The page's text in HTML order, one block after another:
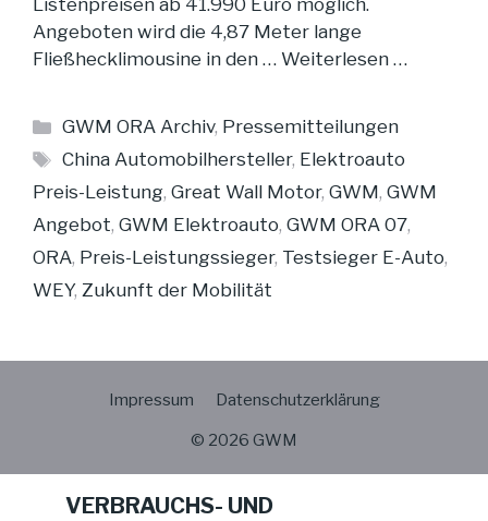
Listenpreisen ab 41.990 Euro möglich.
Angeboten wird die 4,87 Meter lange
Fließhecklimousine in den … Weiterlesen …
Kategorien
GWM ORA Archiv, Pressemitteilungen
Schlagwörter
China Automobilhersteller, Elektroauto
Preis-Leistung, Great Wall Motor, GWM, GWM
Angebot, GWM Elektroauto, GWM ORA 07,
ORA, Preis-Leistungssieger, Testsieger E-Auto,
WEY, Zukunft der Mobilität
Impressum Datenschutzerklärung
© 2026 GWM
VERBRAUCHS- UND